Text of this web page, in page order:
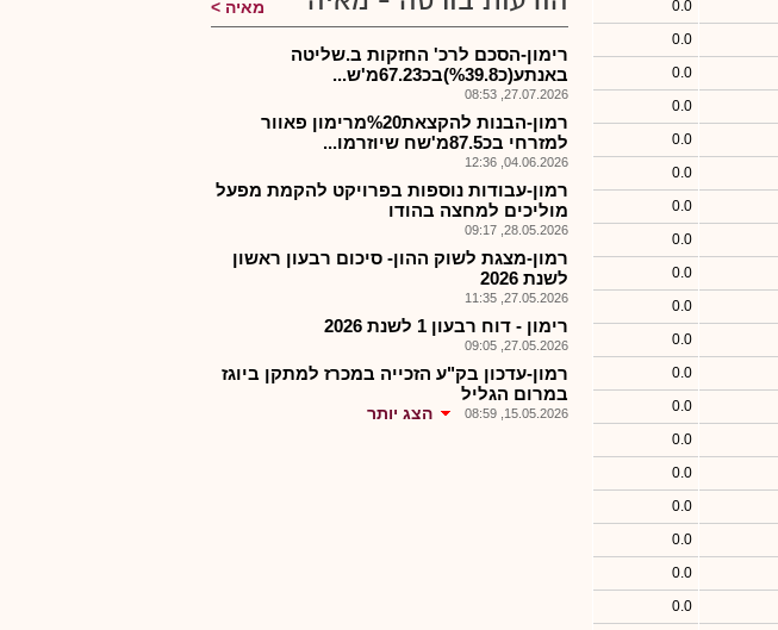
0.0
0.0
0.0
0.0
0.0
0.0
0.0
0.0
0.0
0.0
0.0
0.0
0.0
0.0
0.0
0.0
0.0
0.0
0.0
מאיה
רימון-הסכם לרכ' החזקות ב.שליטה
באנתע(כ%39.8)בכ67.23מ'ש...
27.07.2026, 08:53
רמון-הבנות להקצאת%20מרימון פאוור
למזרחי בכ87.5מ'שח שיוזרמו...
04.06.2026, 12:36
רמון-עבודות נוספות בפרויקט להקמת מפעל
מוליכים למחצה בהודו
28.05.2026, 09:17
רמון-מצגת לשוק ההון- סיכום רבעון ראשון
לשנת 2026
27.05.2026, 11:35
רימון - דוח רבעון 1 לשנת 2026
27.05.2026, 09:05
רמון-עדכון בק"ע הזכייה במכרז למתקן ביוגז
במרום הגליל
15.05.2026, 08:59 הצג יותר